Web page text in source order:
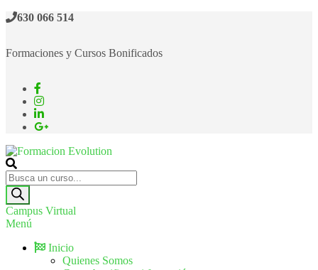
630 066 514
Formaciones y Cursos Bonificados
Formacion Evolution
Cursos de formación continua
Campus Virtual
Menú
Inicio
Quienes Somos